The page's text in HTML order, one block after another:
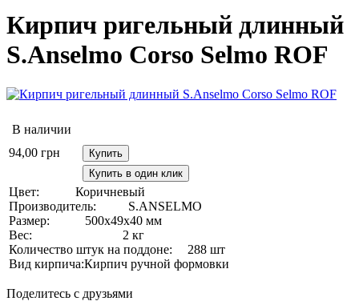
Кирпич ригельный длинный
S.Anselmo Corso Selmo ROF
В наличии
94,00 грн
Купить
Купить в один клик
Цвет:
Коричневый
Производитель:
S.ANSELMO
Размер:
500х49х40 мм
Вес:
2 кг
Количество штук на поддоне:
288 шт
Вид кирпича:Кирпич ручной формовки
Поделитесь с друзьями